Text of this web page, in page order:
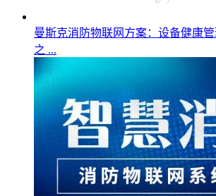
曼斯克消防物联网方案：设备健康
之 ...